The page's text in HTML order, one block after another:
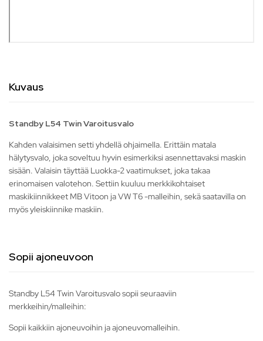
Kuvaus
Standby L54 Twin Varoitusvalo
Kahden valaisimen setti yhdellä ohjaimella. Erittäin matala
hälytysvalo, joka soveltuu hyvin esimerkiksi asennettavaksi maskin
sisään. Valaisin täyttää Luokka-2 vaatimukset, joka takaa
erinomaisen valotehon. Settiin kuuluu merkkikohtaiset
maskikiinnikkeet MB Vitoon ja VW T6 -malleihin, sekä saatavilla on
myös yleiskiinnike maskiin.
Sopii ajoneuvoon
Standby L54 Twin Varoitusvalo sopii seuraaviin
merkkeihin/malleihin:
Sopii kaikkiin ajoneuvoihin ja ajoneuvomalleihin.